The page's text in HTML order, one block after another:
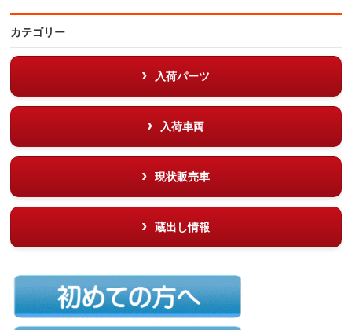
カテゴリー
入荷パーツ
入荷車両
現状販売車
蔵出し情報